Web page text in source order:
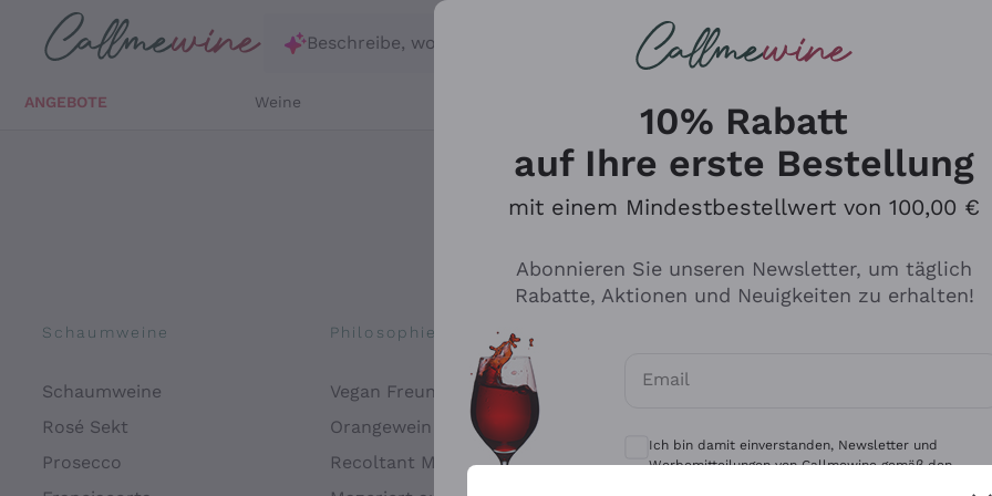
Zum Hauptinhalt springen
Beschreibe, wonach du suchst
ANGEBOTE Weine
Schaumweine
Schaumweine
Rosé Sekt
Prosecco
Philosophien
Vegan Freundlich
Orangewein
Recoltant Manipulant
Antinori
Ca' del Bosco
Gavi
10% Rabatt
auf Ihre erste Bestellung
mit einem Mindestbestellwert von 100,00 €
Abonnieren Sie unseren Newsletter, um täglich
Rabatte, Aktionen und Neuigkeiten zu erhalten!
Email
Optionale Einwilligungen zum Erhalt von
Ich bin damit einverstanden, Newsletter und
Werbemitteilungen von Callmewine gemäß den -